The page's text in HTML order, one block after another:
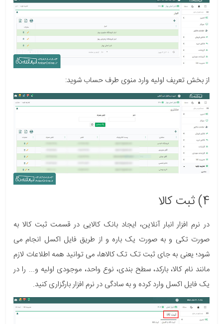
از بخش تعریف اولیه وارد منوی طرف حساب شوید:
4) ثبت کالا
در نرم افزار انبار آنلاین، ایجاد بانک کالایی در قسمت ثبت کالا به
صورت تکی و به صورت یک باره و از طریق فایل اکسل انجام می
شود؛ یعنی به جای ثبت تک تک کالاها، می توانید همه اطلاعات لازم
مانند نام کالا، بارکد، سطح بندی، نوع واحد، موجودی اولیه و... را در
یک فایل اکسل وارد کرده و به سادگی در نرم افزار بارگزاری کنید.